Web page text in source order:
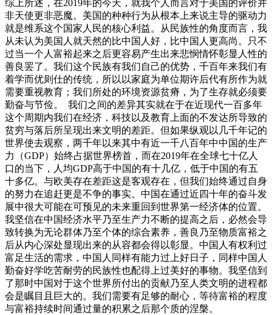
综上所述，在2019年的今天，就我个人而言对于美国的评价并
非天使更非恶魔。美国的种种行为从根本上来说主导的驱动力
就是维系这个国家人民的核心利益。从民族性的角度而言，我
从未认为美国人就天然的比中国人好，比中国人更高尚。只不
过当一个人富裕起来之后更容易产生出来悲悯情怀彰显人性的
善良罢了。我们这个民族有我们自己的优势，千百年来我们有
着学而优则仕的传统，所以以家庭为单位期许后代有所作为就
需要重视教育；我们所处的环境资源贫瘠，为了生存就必须要
勤奋与节俭。 我们之间的差异其实就在于在近现代一百多年
这个周期内我们在经济，科技以及教育上面的不发达所导致的
贫穷与落后所呈现出来文明的差距。但如果纵观以几千年记的
世界使去观察，两千年以来其中有近一千八百年中中国的生产
力（GDP）始终占据世界榜首，而在2019年在全球七十亿人
口的当下，人均GDP高于中国的有十几亿，低于中国的有五
十多亿。与欧美存在差距这是客观存在，但我们始终通过自身
的努力在追赶更是不争的事实。中国在通过近四十年的奋斗发
展中很大可能在可预见的未来重回到世界第一经济体的位置。
我坚信在中国经济水平乃至生产力不断的提高之后，必然会导
致转换为无论群体乃至个体的综合素养，善良乃至物质富裕之
后从内心深处显现出来的从容都会得以彰显。中国人有权利过
富足生活的需求，中国人同样有能力过上好日子，同样中国人
勤奋好学吃苦耐劳的民族性也配得上过美好的事物。我坚信到
了那时中国对于这个世界所付出的贡献乃至人类文明的进程都
会是瞩目且巨大的。我们需要有足够的耐心，等待富裕的程度
与富裕持续时间通过量的积累之后那个质的涅槃。